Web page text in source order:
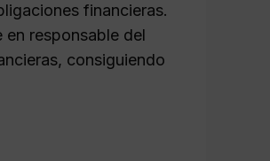
financieras.
responsable del
consiguiendo